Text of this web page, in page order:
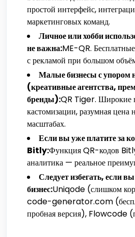
простой интерфейс,
маркетинговых команд.
Личное или хобби
не важна:ME-QR.
с рекламой при большом
Малые бизнесы с упором
(креативные агентства,
бренды):QR Tiger. Широкие
кастомизации, разумная цена
масштабах.
Если вы уже платите за
Bitly:Функция QR-кодов
аналитика — реальное
Следует избегать, если
бизнес:Uniqode (слишком
code-generator.com
пробная версия), Flowcode